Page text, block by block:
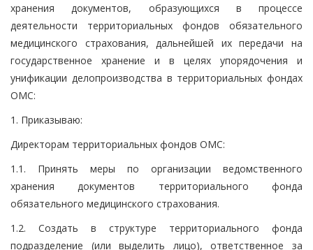
хранения документов, образующихся в процессе
деятельности территориальных фондов обязательного
медицинского страхования, дальнейшей их передачи на
государственное хранение и в целях упорядочения и
унификации делопроизводства в территориальных фондах
ОМС:
1. Приказываю:
Директорам территориальных фондов ОМС:
1.1. Принять меры по организации ведомственного
хранения документов территориального фонда
обязательного медицинского страхования.
1.2. Создать в структуре территориального фонда
подразделение (или выделить лицо), ответственное за